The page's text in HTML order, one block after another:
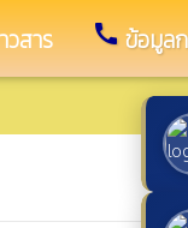
สาร callข้อมูล